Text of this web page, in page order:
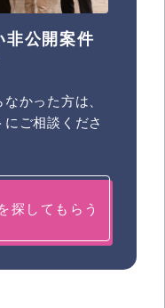
公開案件
かった方は、
ご相談くださ
探してもらう